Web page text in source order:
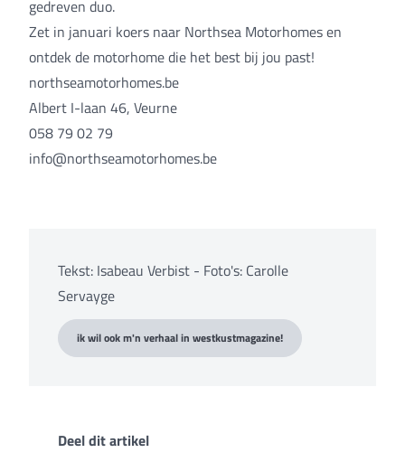
gedreven duo.
Zet in januari koers naar Northsea Motorhomes en
ontdek de motorhome die het best bij jou past!
northseamotorhomes.be
Albert I-laan 46, Veurne
058 79 02 79
info@northseamotorhomes.be
Tekst: Isabeau Verbist - Foto's: Carolle
Servayge
ik wil ook m'n verhaal in westkustmagazine!
Deel dit artikel